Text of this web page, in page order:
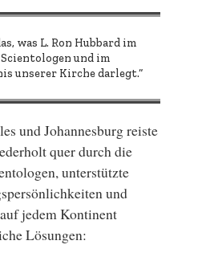
was L. Ron Hubbard im
Scientologen und im
unserer Kirche darlegt.“
und Johannesburg reiste
quer durch die
unterstützte
und
jedem Kontinent
Lösungen: